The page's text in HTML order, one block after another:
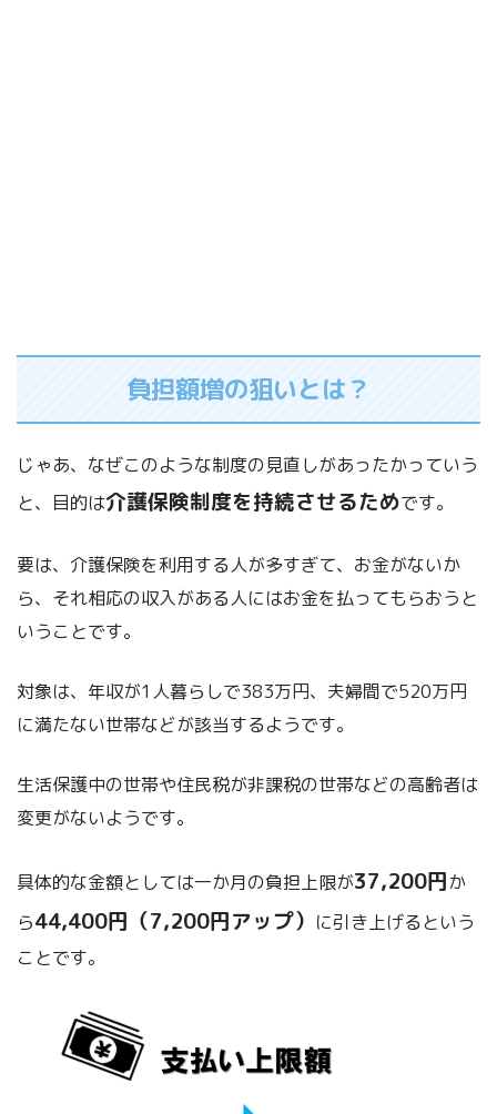
負担額増の狙いとは？
じゃあ、なぜこのような制度の見直しがあったかっていう
と、 目的は介護保険制度を持続させるためです。
要は、介護保険を利用する人が多すぎて、お金がないか
ら、それ相応の収入がある人にはお金を払ってもらおうと
いうことです。
対象は、年収が1人暮らしで383万円、夫婦間で520万円
に満たない世帯などが該当するようです。
生活保護中の世帯や住民税が非課税の世帯などの高齢者は
変更がないようです。
具体的な金額としては一か月の負担上限が37,200円か
ら44,400円（7,200円アップ） に引き上げるという
ことです。